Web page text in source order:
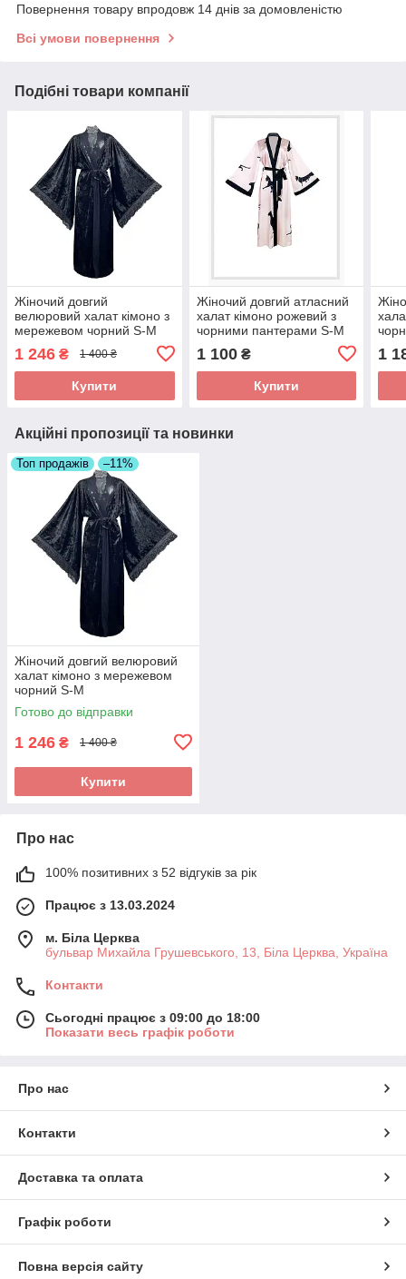
Повернення товару впродовж 14 днів за домовленістю
Всі умови повернення
Подібні товари компанії
Жіночий довгий
велюровий халат кімоно з
мережевом чорний S-M
1 246 ₴ 1 400 ₴
Купити
Жіночий довгий атласний
халат кімоно рожевий з
чорними пантерами S-M
1 100₴
Купити
1
Акційні пропозиції та новинки
Топ продажів –11%
Жіночий довгий велюровий
халат кімоно з мережевом
чорний S-M
Готово до відправки
1 246 ₴ 1 400 ₴
Купити
Про нас
100% позитивних з 52 відгуків за рік
Працює з 13.03.2024
м. Біла Церква
бульвар Михайла Грушевського, 13, Біла Церква, Україна
Контакти
Сьогодні працює з 09:00 до 18:00
Показати весь графік роботи
Про нас
Контакти
Доставка та оплата
Графік роботи
Повна версія сайту